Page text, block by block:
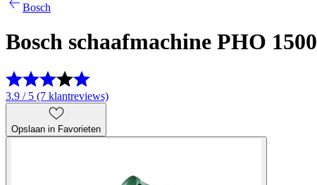
Bosch
Bosch schaafmachine PHO 1500
3.9 / 5 (7 klantreviews)
Opslaan in Favorieten